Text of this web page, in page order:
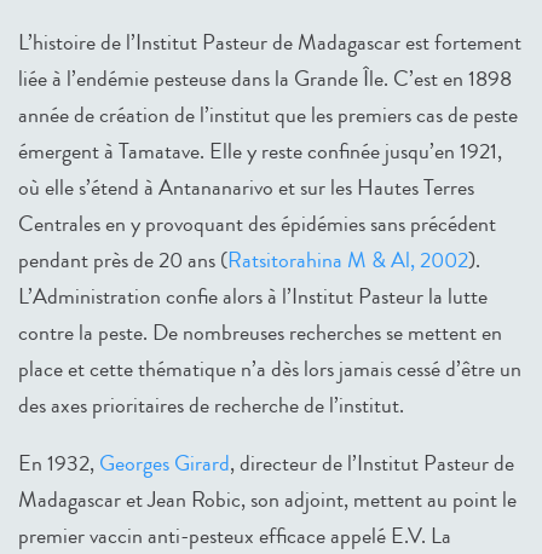
L’histoire de l’Institut Pasteur de Madagascar est fortement
liée à l’endémie pesteuse dans la Grande Île. C’est en 1898
année de création de l’institut que les premiers cas de peste
émergent à Tamatave. Elle y reste confinée jusqu’en 1921,
où elle s’étend à Antananarivo et sur les Hautes Terres
Centrales en y provoquant des épidémies sans précédent
pendant près de 20 ans (Ratsitorahina M & Al, 2002).
L’Administration confie alors à l’Institut Pasteur la lutte
contre la peste. De nombreuses recherches se mettent en
place et cette thématique n’a dès lors jamais cessé d’être un
des axes prioritaires de recherche de l’institut.
En 1932,Georges Girard, directeur de l’Institut Pasteur de
Madagascar et Jean Robic, son adjoint, mettent au point le
premier vaccin anti-pesteux efficace appelé E.V. La